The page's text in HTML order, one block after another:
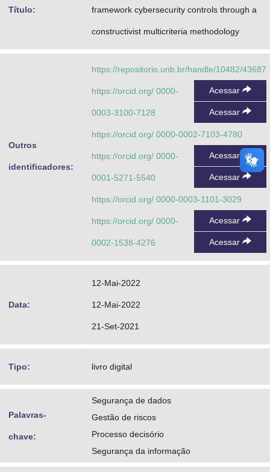
Título: framework cybersecurity controls through a
constructivist multicriteria methodology
Outros
identificadores:
https://repositorio.unb.br/handle/10482/43687
Acessar
https://orcid.org/ 0000-
0003-3100-7128 Acessar
https://orcid.org/ 0000-0002-7103-4780
Acessar
https://orcid.org/ 0000-
0001-5271-5540 Acessar
https://orcid.org/ 0000-0003-1101-3029
Acessar
https://orcid.org/ 0000-
0002-1538-4276 Acessar
Data:
12-Mai-2022
12-Mai-2022
21-Set-2021
Tipo: livro digital
Palavras-
chave:
Segurança de dados
Gestão de riscos
Processo decisório
Segurança da informação